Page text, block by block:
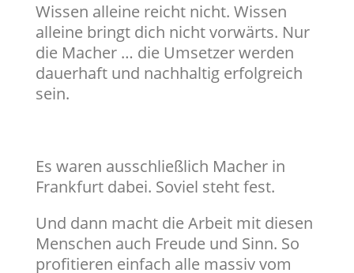
Wissen alleine reicht nicht. Wissen
alleine bringt dich nicht vorwärts. Nur
die Macher … die Umsetzer werden
dauerhaft und nachhaltig erfolgreich
sein.
Es waren ausschließlich Macher in
Frankfurt dabei. Soviel steht fest.
Und dann macht die Arbeit mit diesen
Menschen auch Freude und Sinn. So
profitieren einfach alle massiv vom